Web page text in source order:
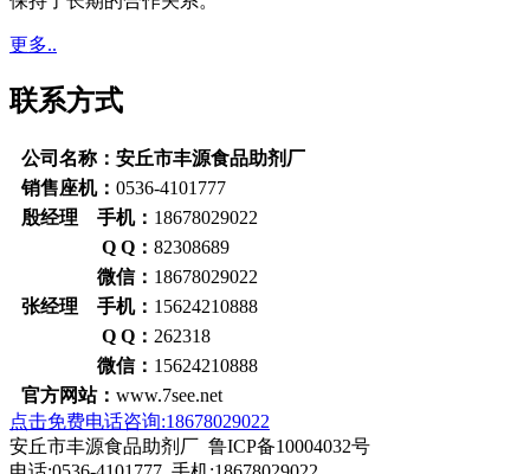
更多..
联系方式
公司名称：安丘市丰源食品助剂厂
销售座机： 0536-4101777
殷经理 手机： 18678029022
Q Q： 82308689
微信： 18678029022
张经理 手机： 15624210888
Q Q： 262318
微信： 15624210888
官方网站： www.7see.net
点击免费电话咨询:18678029022
安丘市丰源食品助剂厂 鲁ICP备10004032号